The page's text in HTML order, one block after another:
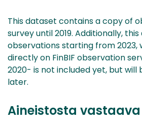
This dataset contains a copy of
survey until 2019. Additionally,
observations starting from 2023,
directly on FinBIF observation
2020- is not included yet, but will
later.
Aineistosta